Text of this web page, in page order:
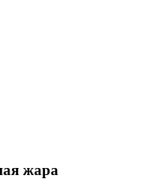
жара